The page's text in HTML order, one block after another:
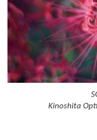
Kinoshita